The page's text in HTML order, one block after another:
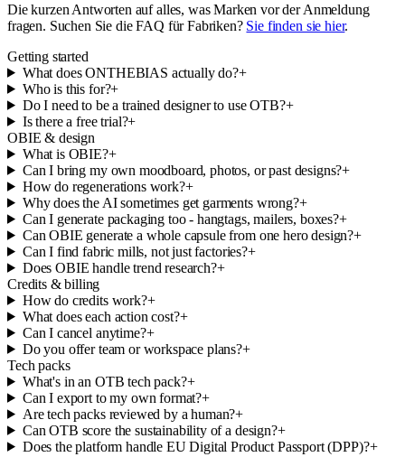
Die kurzen Antworten auf alles, was Marken vor der Anmeldung
fragen. Suchen Sie die FAQ für Fabriken? Sie finden sie hier.
Getting started
What does ONTHEBIAS actually do?+
Who is this for?+
Do I need to be a trained designer to use OTB?+
Is there a free trial?+
OBIE & design
What is OBIE?+
Can I bring my own moodboard, photos, or past designs?+
How do regenerations work?+
Why does the AI sometimes get garments wrong?+
Can I generate packaging too - hangtags, mailers, boxes?+
Can OBIE generate a whole capsule from one hero design?+
Can I find fabric mills, not just factories?+
Does OBIE handle trend research?+
Credits & billing
How do credits work?+
What does each action cost?+
Can I cancel anytime?+
Do you offer team or workspace plans?+
Tech packs
What's in an OTB tech pack?+
Can I export to my own format?+
Are tech packs reviewed by a human?+
Can OTB score the sustainability of a design?+
Does the platform handle EU Digital Product Passport (DPP)?+